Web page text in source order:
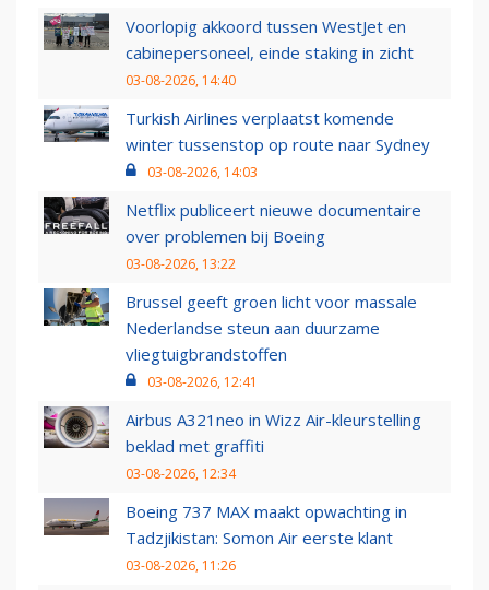
Voorlopig akkoord tussen WestJet en
cabinepersoneel, einde staking in zicht
03-08-2026, 14:40
Turkish Airlines verplaatst komende
winter tussenstop op route naar Sydney
03-08-2026, 14:03
Netflix publiceert nieuwe documentaire
over problemen bij Boeing
03-08-2026, 13:22
Brussel geeft groen licht voor massale
Nederlandse steun aan duurzame
vliegtuigbrandstoffen
03-08-2026, 12:41
Airbus A321neo in Wizz Air-kleurstelling
beklad met graffiti
03-08-2026, 12:34
Boeing 737 MAX maakt opwachting in
Tadzjikistan: Somon Air eerste klant
03-08-2026, 11:26